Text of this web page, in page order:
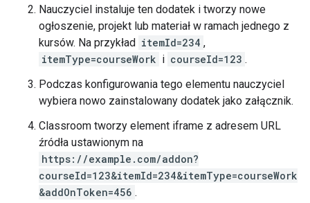
Nauczyciel instaluje ten dodatek i tworzy nowe
ogłoszenie, projekt lub materiał w ramach jednego z
kursów. Na przykład itemId=234 ,
itemType=courseWork i courseId=123 .
Podczas konfigurowania tego elementu nauczyciel
wybiera nowo zainstalowany dodatek jako załącznik.
Classroom tworzy element iframe z adresem URL
źródła ustawionym na
https://example.com/addon?
courseId=123&itemId=234&itemType=courseWork
&addOnToken=456 .